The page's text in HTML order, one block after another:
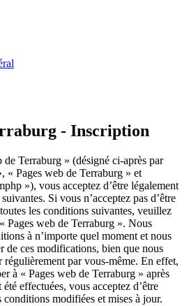
- Inscription
de Terraburg » (désigné ci-après par
« Pages web de Terraburg » et
»), vous acceptez d’être légalement
Si vous n’acceptez pas d’être
les conditions suivantes, veuillez
Pages web de Terraburg ». Nous
à n’importe quel moment et nous
de ces modifications, bien que nous
par vous-même. En effet,
à « Pages web de Terraburg » après
effectuées, vous acceptez d’être
conditions modifiées et mises à jour.